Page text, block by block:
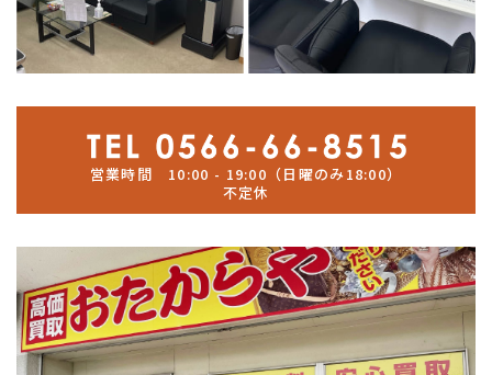
営業時間 10:00 - 19:00（日曜のみ18:00）
不定休